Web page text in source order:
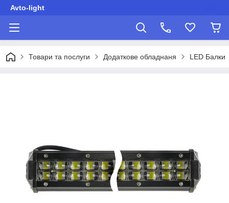
Avto-light
Товари та послуги Додаткове обладнаня LED Балки